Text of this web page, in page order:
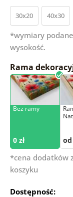
30x20 40x30
*wymiary
wysokość.
Rama
Bez ramy
0 zł od
*cena dodatków
koszyku
Dostępność: